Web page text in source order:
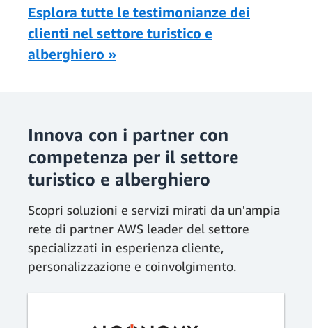
Esplora tutte le testimonianze dei
clienti nel settore turistico e
alberghiero »
Innova con i partner con
competenza per il settore
turistico e alberghiero
Scopri soluzioni e servizi mirati da un'ampia
rete di partner AWS leader del settore
specializzati in esperienza cliente,
personalizzazione e coinvolgimento.